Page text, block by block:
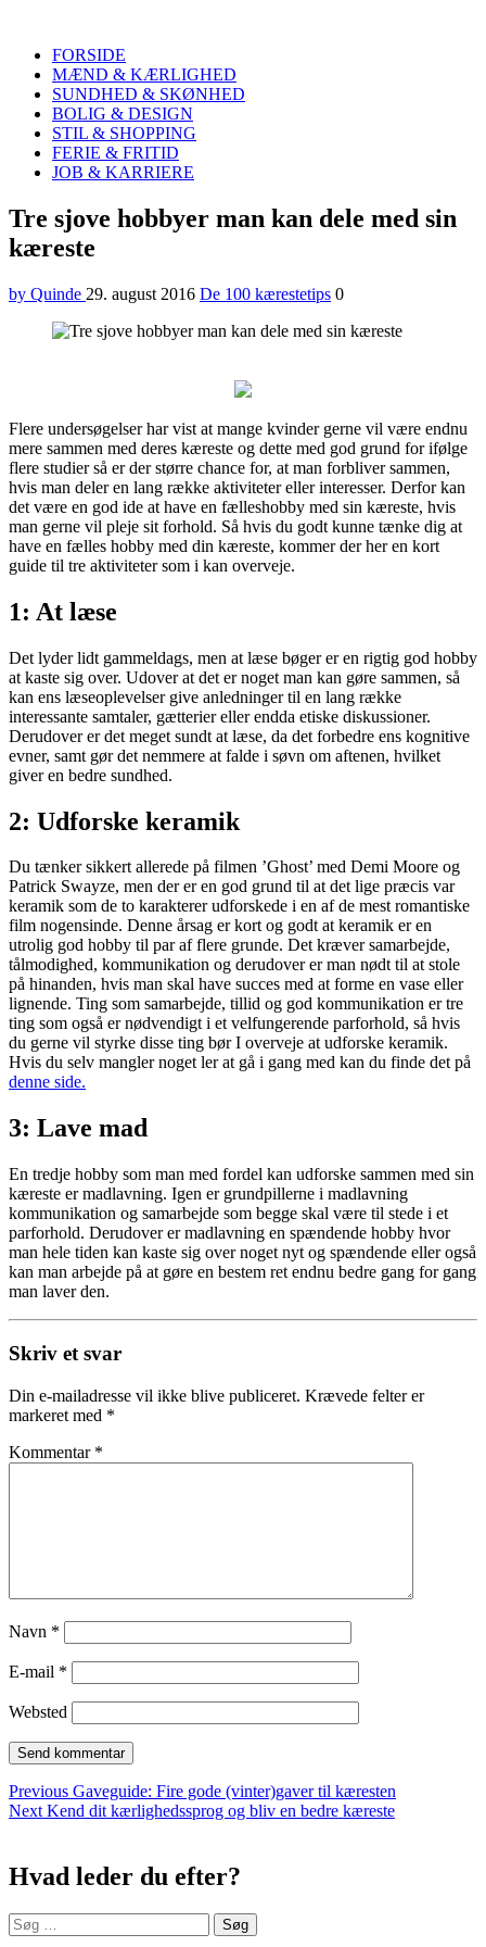
FORSIDE
MÆND & KÆRLIGHED
SUNDHED & SKØNHED
BOLIG & DESIGN
STIL & SHOPPING
FERIE & FRITID
JOB & KARRIERE
Menu
Tre sjove hobbyer man kan dele med sin
kæreste
by Quinde 29. august 2016 De 100 kærestetips 0
Flere undersøgelser har vist at mange kvinder gerne vil være endnu
mere sammen med deres kæreste og dette med god grund for ifølge
flere studier så er der større chance for, at man forbliver sammen,
hvis man deler en lang række aktiviteter eller interesser. Derfor kan
det være en god ide at have en fælleshobby med sin kæreste, hvis
man gerne vil pleje sit forhold. Så hvis du godt kunne tænke dig at
have en fælles hobby med din kæreste, kommer der her en kort
guide til tre aktiviteter som i kan overveje.
1: At læse
Det lyder lidt gammeldags, men at læse bøger er en rigtig god hobby
at kaste sig over. Udover at det er noget man kan gøre sammen, så
kan ens læseoplevelser give anledninger til en lang række
interessante samtaler, gætterier eller endda etiske diskussioner.
Derudover er det meget sundt at læse, da det forbedre ens kognitive
evner, samt gør det nemmere at falde i søvn om aftenen, hvilket
giver en bedre sundhed.
2: Udforske keramik
Du tænker sikkert allerede på filmen ’Ghost’ med Demi Moore og
Patrick Swayze, men der er en god grund til at det lige præcis var
keramik som de to karakterer udforskede i en af de mest romantiske
film nogensinde. Denne årsag er kort og godt at keramik er en
utrolig god hobby til par af flere grunde. Det kræver samarbejde,
tålmodighed, kommunikation og derudover er man nødt til at stole
på hinanden, hvis man skal have succes med at forme en vase eller
lignende. Ting som samarbejde, tillid og god kommunikation er tre
ting som også er nødvendigt i et velfungerende parforhold, så hvis
du gerne vil styrke disse ting bør I overveje at udforske keramik.
Hvis du selv mangler noget ler at gå i gang med kan du finde det på
denne side.
3: Lave mad
En tredje hobby som man med fordel kan udforske sammen med sin
kæreste er madlavning. Igen er grundpillerne i madlavning
kommunikation og samarbejde som begge skal være til stede i et
parforhold. Derudover er madlavning en spændende hobby hvor
man hele tiden kan kaste sig over noget nyt og spændende eller også
kan man arbejde på at gøre en bestem ret endnu bedre gang for gang
man laver den.
Skriv et svar
Din e-mailadresse vil ikke blive publiceret. Krævede felter er
markeret med *
Kommentar *
Navn *
E-mail *
Websted
Indlægsnavigation
Previous Previous
post:
Gaveguide: Fire gode (vinter)gaver til kæresten
Next Next
Kend dit kærlighedssprog og bliv en bedre kæreste
Hvad leder du efter?
Søg
efter: